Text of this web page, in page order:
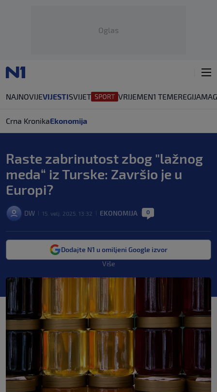
Oglas
NAJNOVIJEVIJESTISVIJET VRIJEMEN1 TEMEREGIJA
Crna KronikaEkonomija
Raste zabrinutost zbog "lažnog
meda“ iz Turske: Završio je u
Europi?
DW 15. velj. 2025. 13:32 EKONOMIJA 0
Dodajte N1 u omiljeni Google izvor
Više